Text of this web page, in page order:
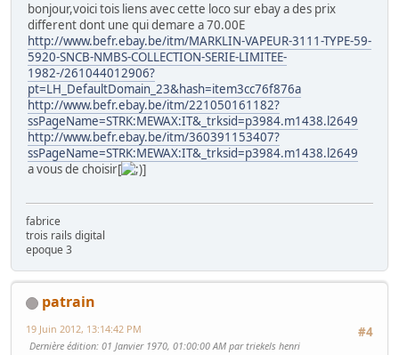
bonjour,voici tois liens avec cette loco sur ebay a des prix
different dont une qui demare a 70.00E
http://www.befr.ebay.be/itm/MARKLIN-VAPEUR-3111-TYPE-59-
5920-SNCB-NMBS-COLLECTION-SERIE-LIMITEE-
1982-/261044012906?
pt=LH_DefaultDomain_23&hash=item3cc76f876a
http://www.befr.ebay.be/itm/221050161182?
ssPageName=STRK:MEWAX:IT&_trksid=p3984.m1438.l2649
http://www.befr.ebay.be/itm/360391153407?
ssPageName=STRK:MEWAX:IT&_trksid=p3984.m1438.l2649
a vous de choisir[
]
fabrice
trois rails digital
epoque 3
patrain
#4
19 Juin 2012, 13:14:42 PM
Dernière édition: 01 Janvier 1970, 01:00:00 AM par triekels henri